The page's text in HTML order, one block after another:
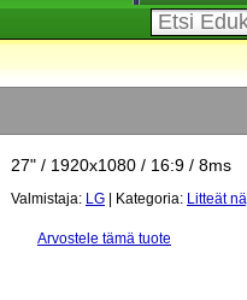
27" / 1920x1080 / 16:9 / 8ms
Valmistaja: LG | Kategoria: Litteät
Arvostele tämä tuote